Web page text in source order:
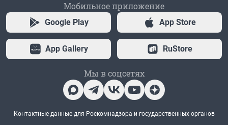
Мобильное приложение
Google Play App Store
App Gallery RuStore
Мы в соцсетях
Контактные данные для Роскомнадзора и государственных органов